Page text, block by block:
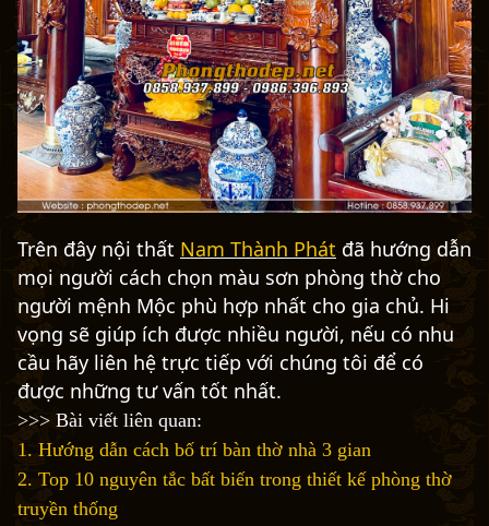
Trên đây nội thất Nam Thành Phát đã hướng dẫn
mọi người cách chọn màu sơn phòng thờ cho
người mệnh Mộc phù hợp nhất cho gia chủ. Hi
vọng sẽ giúp ích được nhiều người, nếu có nhu
cầu hãy liên hệ trực tiếp với chúng tôi để có
được những tư vấn tốt nhất.
>>> Bài viết liên quan:
1. Hướng dẫn cách bố trí bàn thờ nhà 3 gian
2. Top 10 nguyên tắc bất biến trong thiết kế phòng thờ
truyền thống